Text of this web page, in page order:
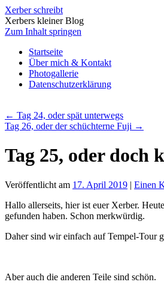
Xerber schreibt
Xerbers kleiner Blog
Zum Inhalt springen
Startseite
Über mich & Kontakt
Photogallerie
Datenschutzerklärung
← Tag 24, oder spät unterwegs
Tag 26, oder der schüchterne Fuji →
Tag 25, oder doch
Veröffentlicht am 17. April 2019 | Einen
Hallo allerseits, hier ist euer Xerber.
gefunden haben. Schon merkwürdig.
Daher sind wir einfach auf Tempel-Tour
Aber auch die anderen Teile sind schön.